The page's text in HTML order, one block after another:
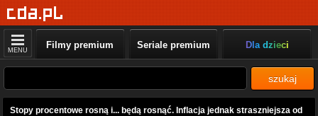
MENU Filmy premium Seriale premium Dla dzieci
szukaj
Stopy procentowe rosną i... będą rosnąć. Inflacja jednak straszniejsza od